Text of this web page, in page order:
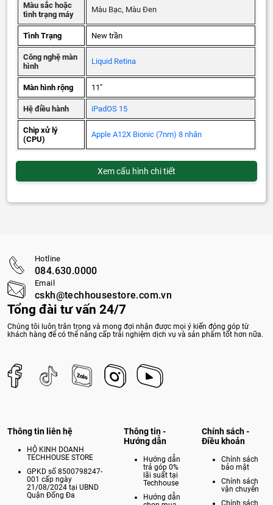
Màu sắc hoặc
tình trạng máy
Màu Bạc, Màu Đen
Tình Trạng New trần
Công nghệ màn
hình
Liquid Retina
Màn hình rộng 11"
Hệ điều hành iPadOS 15
Chip xử lý
(CPU)
Apple A12X Bionic (7nm) 8 nhân
Xem cấu hình chi tiết
Tổng đài tư vấn 24/7
Chúng tôi luôn trân trọng và mong đợi nhận được mọi ý kiến đóng góp từ
khách hàng để có thể nâng cấp trải nghiệm dịch vụ và sản phẩm tốt hơn nữa.
Hotline
084.630.0000
Email
cskh@techhousestore.com.vn
Thông tin liên hệ
HỘ KINH DOANH
TECHHOUSE STORE
GPKD số 8500798247-
001 cấp ngày
21/08/2024 tại UBND
Quận Đống Đa
Thông tin -
Hướng dẫn
Hướng dẫn
trả góp 0%
lãi suất tại
Techhouse
Hướng dẫn
Chính sách -
Điều khoản
Chính sách
bảo mật
Chính sách
vận chuyển
Chính sách